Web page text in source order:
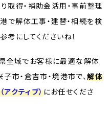
取得・補助金活用・事前整理
で解体工事・建替・相続を検
考にしてくださいね！
全域でお客様に最適な解体
市・倉吉市・境港市で、解体
クティブ）にお任せくださ